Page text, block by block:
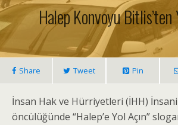
Halep Konvoyu Bitlis’ten
Share Tweet Pin
İnsan Hak ve Hürriyetleri (İHH) İnsani
öncülüğünde “Halep’e Yol Açın”